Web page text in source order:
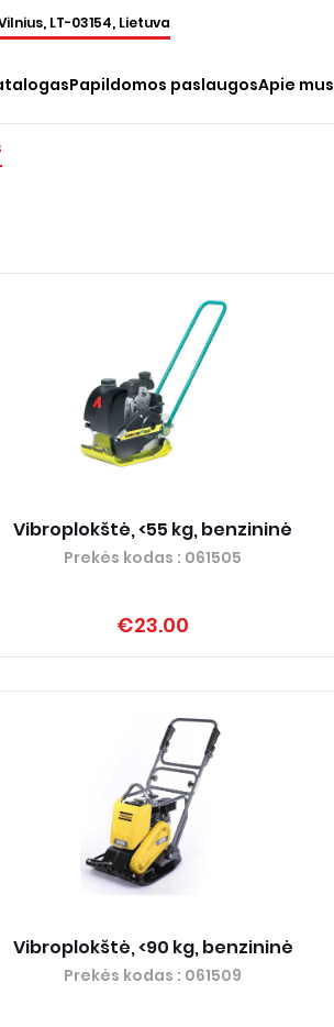
LT-03154, Lietuva
Papildomos paslaugosApie mus
Vibroplokštė, <55 kg, benzininė
Prekės kodas : 061505
€23.00
Vibroplokštė, <90 kg, benzininė
Prekės kodas : 061509